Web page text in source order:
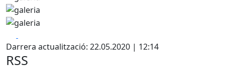
Darrera actualització: 22.05.2020 | 12:14
RSS